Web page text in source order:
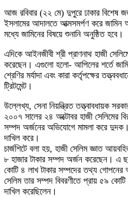
আজ রবিবার (২২ মে) দুপুরে ঢাকার বিশেষ
ইসলামের আদালতে আত্মসমর্পণ করে জামিন
মধ্যে জামিনের বিষয়ে শুনানি অনুষ্ঠিত হবে।
এদিকে আইনজীবী শ্রী প্রাণনাথ হাজী
করেছেন। এগুলো হলো- আপিলের শর্তে
শ্রেণির মর্যাদা এবং কারা কর্তৃপক্ষের
ট্রিটমেন্ট।
উল্লেখ্য, সেনা নিয়ন্ত্রিত তত্ত্বাবধায়ক
২০০৭ সালের ২৪ অক্টোবর হাজী সেলিমের
সম্পদ অর্জনের অভিযোগে মামলা করে
দাখিল করে।
চার্জশিটে বলা হয়, হাজী সেলিম জ্ঞাত
৮ হাজার টাকার সম্পদ অর্জন করেছেন। এ
কোটি ৪ লাখ টাকার সম্পদের তথ্য
সেলিম তার সম্পদ বিবরণীতে প্রায় ৫৯ কোটি
দাখিল করেছিলেন।